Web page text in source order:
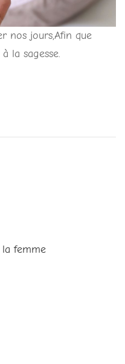
nos jours,Afin que
la sagesse.
la femme